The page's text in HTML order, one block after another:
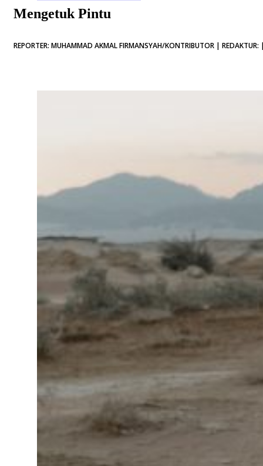
Mengetuk Pintu
REPORTER: MUHAMMAD AKMAL FIRMANSYAH/KONTRIBUTOR |